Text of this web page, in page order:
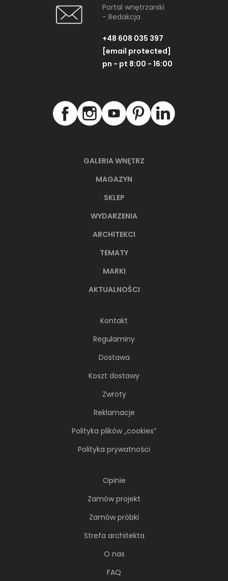
GALERIA WNĘTRZ
MAGAZYN
SKLEP
WYDARZENIA
ARCHITEKCI
TEMATY
MARKI
AKTUALNOŚCI
Kontakt
Regulaminy
Dostawa
Koszt dostawy
Zwroty
Reklamacje
Polityka plików „cookies”
Polityka prywatności
Opinie
Zamów projekt
Zamów próbki
Strefa architekta
O nas
FAQ
Portal wnętrzarski
- Redakcja
+48 608 035 397
[email protected]
pn - pt 8:00 - 16:00